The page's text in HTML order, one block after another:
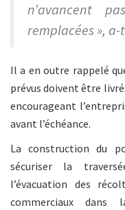
n’avancent
remplacées »,
Il a en outre rappelé
prévus doivent être
encourageant
avant l’échéance.
La construction du
sécuriser la
l’évacuation des
commerciaux dans